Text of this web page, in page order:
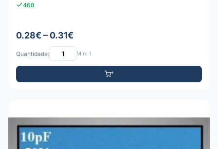
468
0.28€ – 0.31€
Quantidade: Mín: 1